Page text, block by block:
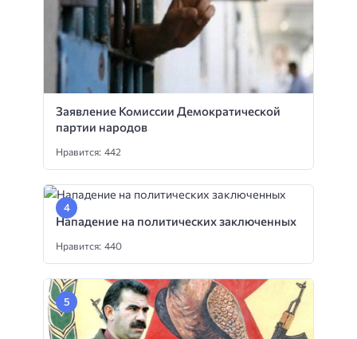
Заявление Комиссии Демократической
партии народов
Нравится: 442
Нападение на политических заключенных
Нравится: 440